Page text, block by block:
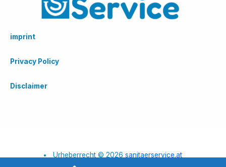
imprint
Privacy Policy
Disclaimer
Urheberrecht © 2026sanitaerservice.at